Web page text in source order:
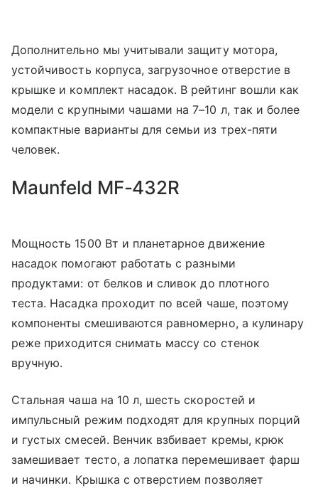
Дополнительно мы учитывали защиту мотора,
устойчивость корпуса, загрузочное отверстие в
крышке и комплект насадок. В рейтинг вошли как
модели с крупными чашами на 7–10 л, так и более
компактные варианты для семьи из трех-пяти
человек.
Maunfeld MF-432R
Мощность 1500 Вт и планетарное движение
насадок помогают работать с разными
продуктами: от белков и сливок до плотного
теста. Насадка проходит по всей чаше, поэтому
компоненты смешиваются равномерно, а кулинару
реже приходится снимать массу со стенок
вручную.
Стальная чаша на 10 л, шесть скоростей и
импульсный режим подходят для крупных порций
и густых смесей. Венчик взбивает кремы, крюк
замешивает тесто, а лопатка перемешивает фарш
и начинки. Крышка с отверстием позволяет